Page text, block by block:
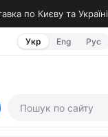
по Києву та Україні
Укр Eng Рус